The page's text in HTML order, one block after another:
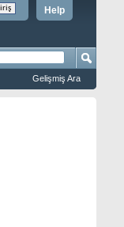
Help
Gelişmiş Ara